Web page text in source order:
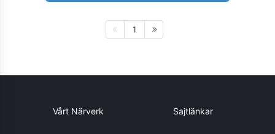
1
Vårt Närverk Sajtlänkar